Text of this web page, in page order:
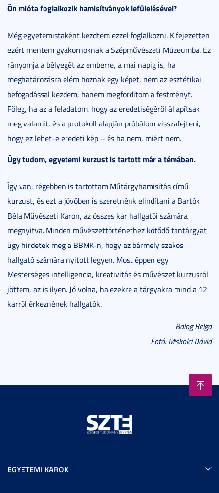
Ön mióta foglalkozik hamisítványok lefülelésével?
Még egyetemistaként kezdtem ezzel foglalkozni. Kifejezetten
ezért mentem gyakornoknak a Szépművészeti Múzeumba. Ez
rányomja a bélyegét az emberre, a mai napig is, ha
meghatározásra elém hoznak egy képet, nem az esztétikai
befogadással kezdem, hanem megfordítom a festményt.
Főleg, ha az a feladatom, hogy az eredetiségéről állapítsak
meg valamit, és a protokoll alapján próbálom visszafejteni,
hogy ez lehet-e eredeti kép – és ha nem, miért nem.
Úgy tudom, egyetemi kurzust is tartott már a témában.
Így van, régebben is tartottam Műtárgyhamisítás című
kurzust, és ezt a jövőben is szeretnénk elindítani a Bartók
Béla Művészeti Karon, az összes kar hallgatói számára
megnyitva. Minden művészettörténethez kötődő tantárgyat
úgy hirdetek meg a BBMK-n, hogy az bármely szakos
hallgató számára nyitott legyen. Most éppen egy
Mesterséges intelligencia, kreativitás és művészet kurzusról
jöttem, az is ilyen. Jó volna, ha ezekre a tárgyakra mind a 12
karról érkeznének hallgatók.
Balog Helga
Fotó: Miskolci Dávid
EGYETEMI KAROK